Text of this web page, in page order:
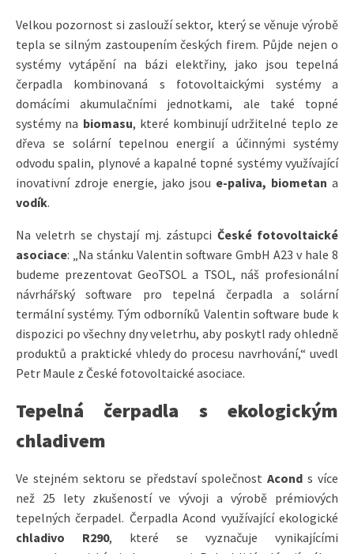
Velkou pozornost si zaslouží sektor, který se věnuje výrobě
tepla se silným zastoupením českých firem. Půjde nejen o
systémy vytápění na bázi elektřiny, jako jsou tepelná
čerpadla kombinovaná s fotovoltaickými systémy a
domácími akumulačními jednotkami, ale také topné
systémy na biomasu, které kombinují udržitelné teplo ze
dřeva se solární tepelnou energií a účinnými systémy
odvodu spalin, plynové a kapalné topné systémy využívající
inovativní zdroje energie, jako jsou e-paliva, biometan a
vodík.
Na veletrh se chystají mj. zástupci České fotovoltaické
asociace: „Na stánku Valentin software GmbH A23 v hale 8
budeme prezentovat GeoTSOL a TSOL, náš profesionální
návrhářský software pro tepelná čerpadla a solární
termální systémy. Tým odborníků Valentin software bude k
dispozici po všechny dny veletrhu, aby poskytl rady ohledně
produktů a praktické vhledy do procesu navrhování,“ uvedl
Petr Maule z České fotovoltaické asociace.
Tepelná čerpadla s ekologickým
chladivem
Ve stejném sektoru se představí společnost Aconds více
než 25 lety zkušeností ve vývoji a výrobě prémiových
tepelných čerpadel. Čerpadla Acond využívající ekologické
chladivo
R290, které se vyznačuje vynikajícími